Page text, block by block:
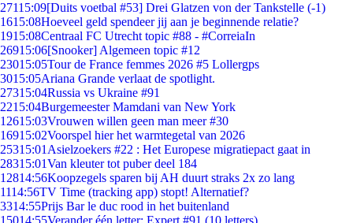
27115:09[Duits voetbal #53] Drei Glatzen von der Tankstelle (-1)
1615:08Hoeveel geld spendeer jij aan je beginnende relatie?
1915:08Centraal FC Utrecht topic #88 - #CorreiaIn
26915:06[Snooker] Algemeen topic #12
23015:05Tour de France femmes 2026 #5 Lollergps
3015:05Ariana Grande verlaat de spotlight.
27315:04Russia vs Ukraine #91
2215:04Burgemeester Mamdani van New York
12615:03Vrouwen willen geen man meer #30
16915:02Voorspel hier het warmtegetal van 2026
25315:01 Asielzoekers #22 : Het Europese migratiepact gaat in
28315:01Van kleuter tot puber deel 184
12814:56Koopzegels sparen bij AH duurt straks 2x zo lang
1114:56TV Time (tracking app) stopt! Alternatief?
3314:55Prijs Bar le duc rood in het buitenland
15014:55Verander één letter: Expert #91 (10 letters)